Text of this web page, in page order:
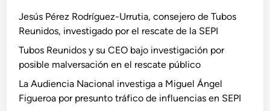
Jesús Pérez Rodríguez-Urrutia, consejero de Tubos
Reunidos, investigado por el rescate de la SEPI
Tubos Reunidos y su CEO bajo investigación por
posible malversación en el rescate público
La Audiencia Nacional investiga a Miguel Ángel
Figueroa por presunto tráfico de influencias en SEPI